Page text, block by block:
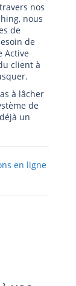
nos
nous
de
de
Active
client à
à lâcher
de
un
en ligne